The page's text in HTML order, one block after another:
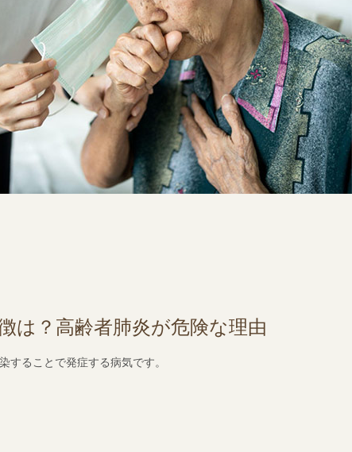
は？高齢者肺炎が危険な理由
することで発症する病気です。